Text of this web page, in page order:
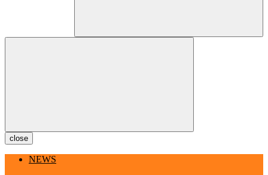
close
NEWS